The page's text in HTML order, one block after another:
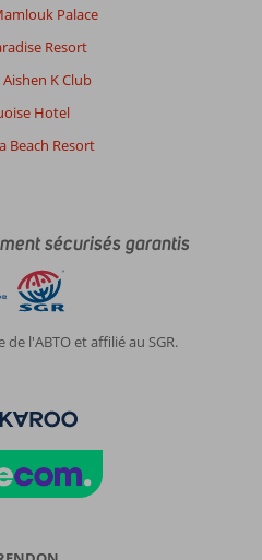
Palace
Resort
K Club
Hotel
Beach Resort
sécurisés garantis
l'ABTO et affilié au SGR.